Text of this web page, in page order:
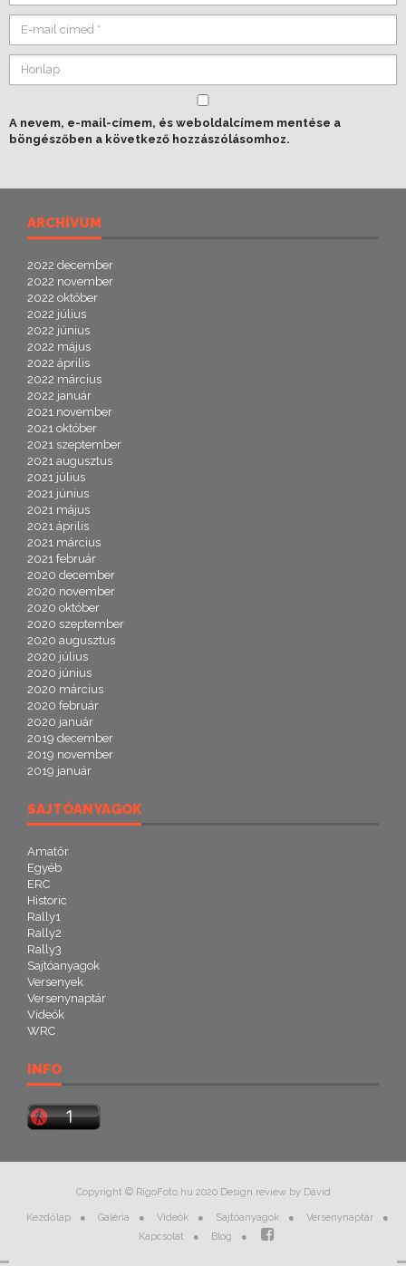
A nevem, e-mail-címem, és weboldalcímem mentése a
böngészőben a következő hozzászólásomhoz.
ARCHÍVUM
2022 december
2022 november
2022 október
2022 július
2022 június
2022 május
2022 április
2022 március
2022 január
2021 november
2021 október
2021 szeptember
2021 augusztus
2021 július
2021 június
2021 május
2021 április
2021 március
2021 február
2020 december
2020 november
2020 október
2020 szeptember
2020 augusztus
2020 július
2020 június
2020 március
2020 február
2020 január
2019 december
2019 november
2019 január
SAJTÓANYAGOK
Amatőr
Egyéb
ERC
Historic
Rally1
Rally2
Rally3
Sajtóanyagok
Versenyek
Versenynaptár
Videók
WRC
INFO
Copyright © RigoFoto.hu 2020 Design review by Dávid
Kezdőlap Galéria Videók Sajtóanyagok
Versenynaptár
Kapcsolat
Blog